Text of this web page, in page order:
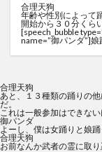
合理天狗
年齢や性別によって
開始から３０分くら
[speech_bubble
name=”御パンダ”]娘
合理天狗
あと、１３種類の踊りの
だ。
これは一般参加はできな
御パンダ
よーし、僕は女踊りと娘
合理天狗
お前なんか武者の霊に取